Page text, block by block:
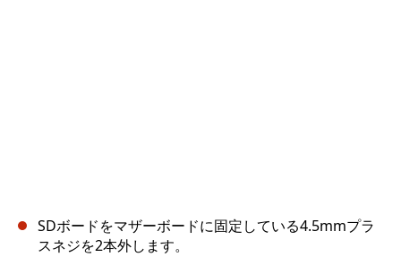
SDボードをマザーボードに固定している4.5mmプラ
スネジを2本外します。